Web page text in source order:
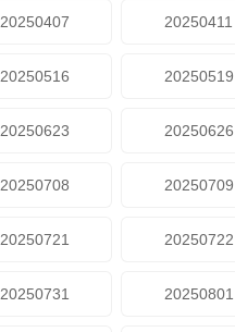
20250407 20250411
20250516 20250519
20250623 20250626
20250708 20250709
20250721 20250722
20250731 20250801